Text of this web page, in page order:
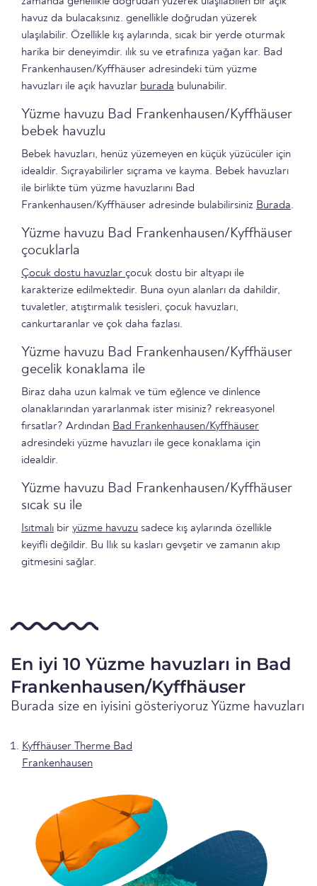
havuz da bulacaksınız. genellikle doğrudan yüzerek
ulaşılabilir. Özellikle kış aylarında, sıcak bir yerde oturmak
harika bir deneyimdir. ılık su ve etrafınıza yağan kar. Bad
Frankenhausen/Kyffhäuser adresindeki tüm yüzme
havuzları ile açık havuzlar burada bulunabilir.
Yüzme havuzu Bad Frankenhausen/Kyffhäuser
bebek havuzlu
Bebek havuzları, henüz yüzemeyen en küçük yüzücüler için
idealdir. Sıçrayabilirler sıçrama ve kayma. Bebek havuzları
ile birlikte tüm yüzme havuzlarını Bad
Frankenhausen/Kyffhäuser adresinde bulabilirsiniz Burada.
Yüzme havuzu Bad Frankenhausen/Kyffhäuser
çocuklarla
Çocuk dostu havuzlar çocuk dostu bir altyapı ile
karakterize edilmektedir. Buna oyun alanları da dahildir,
tuvaletler, atıştırmalık tesisleri, çocuk havuzları,
cankurtaranlar ve çok daha fazlası.
Yüzme havuzu Bad Frankenhausen/Kyffhäuser
gecelik konaklama ile
Biraz daha uzun kalmak ve tüm eğlence ve dinlence
olanaklarından yararlanmak ister misiniz? rekreasyonel
fırsatlar? Ardından Bad Frankenhausen/Kyffhäuser
adresindeki yüzme havuzları ile gece konaklama için
idealdir.
Yüzme havuzu Bad Frankenhausen/Kyffhäuser
sıcak su ile
Isıtmalı bir yüzme havuzu sadece kış aylarında özellikle
keyifli değildir. Bu Ilık su kasları gevşetir ve zamanın akıp
gitmesini sağlar.
En iyi 10 Yüzme havuzları in Bad
Frankenhausen/Kyffhäuser
Burada size en iyisini gösteriyoruz Yüzme havuzları
Kyffhäuser Therme Bad
Frankenhausen